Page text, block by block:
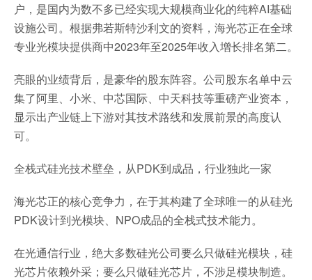
户，是国内为数不多已经实现大规模商业化的纯粹AI基础
设施公司。根据弗若斯特沙利文的资料，海光芯正在全球
专业光模块提供商中2023年至2025年收入增长排名第二。
亮眼的业绩背后，是豪华的股东阵容。公司股东名单中云
集了阿里、小米、中芯国际、中天科技等重磅产业资本，
显示出产业链上下游对其技术路线和发展前景的高度认
可。
全栈式硅光技术壁垒，从PDK到成品，行业独此一家
海光芯正的核心竞争力，在于其构建了全球唯一的从硅光
PDK设计到光模块、NPO成品的全栈式技术能力。
在光通信行业，绝大多数硅光公司要么只做硅光模块，硅
光芯片依赖外采；要么只做硅光芯片，不涉足模块制造。